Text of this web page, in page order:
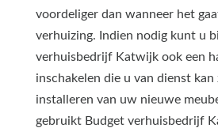
voordeliger dan wanneer het
verhuizing. Indien nodig kunt u
verhuisbedrijf Katwijk ook een
inschakelen die u van dienst
installeren van uw nieuwe
gebruikt Budget verhuisbedrijf